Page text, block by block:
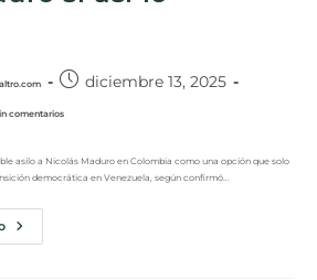
diciembre 13, 2025
comentarios
asilo a Nicolás Maduro en Colombia como una opción que solo
democrática en Venezuela, según confirmó…